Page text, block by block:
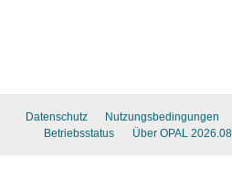
Datenschutz Nutzungsbedingungen
Betriebsstatus
Über OPAL